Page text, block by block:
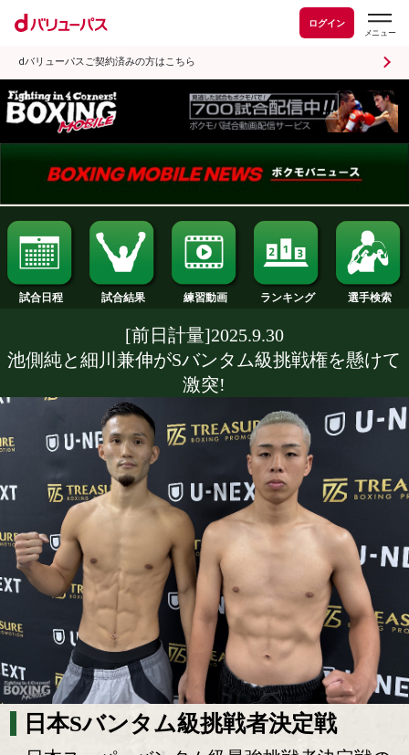
ログイン
dバリューパスご契約済みの方はこちら
試合日程 試合結果 練習動画 ランキング
[前日計量]2025.9.30
池側純と細川兼伸がSバンタム級挑戦権
激突!